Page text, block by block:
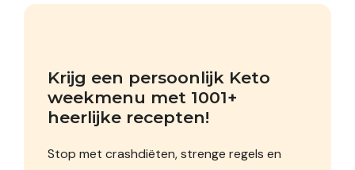
Krijg een persoonlijk Keto
weekmenu met 1001+
heerlijke recepten!
Stop met crashdiëten, strenge regels en